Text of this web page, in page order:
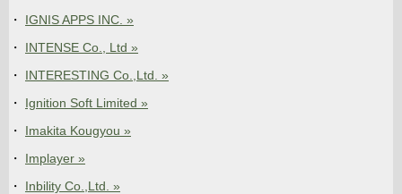
IGNIS APPS INC. »
INTENSE Co., Ltd »
INTERESTING Co.,Ltd. »
Ignition Soft Limited »
Imakita Kougyou »
Implayer »
Inbility Co.,Ltd. »